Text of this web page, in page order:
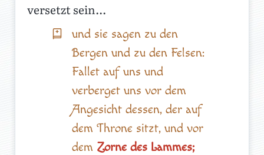
versetzt sein...
und sie sagen zu den
Bergen und zu den Felsen:
Fallet auf uns und
verberget uns vor dem
Angesicht dessen, der auf
dem Throne sitzt, und vor
dem Zorne des Lammes;